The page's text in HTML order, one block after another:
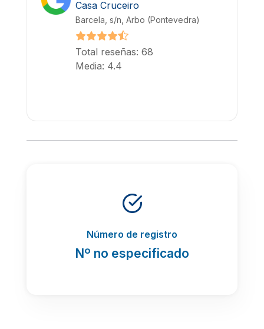
Casa Cruceiro
Barcela, s/n, Arbo (Pontevedra)
Total reseñas: 68
Media: 4.4
Número de registro
Nº no especificado